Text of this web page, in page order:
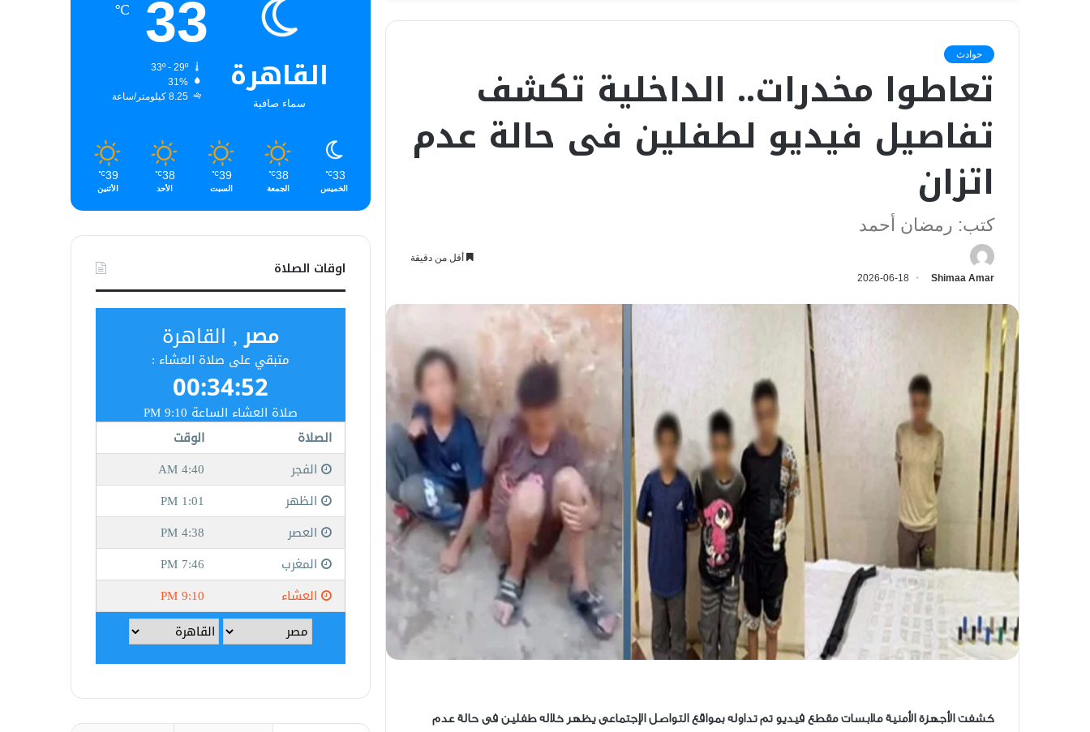
حوادث
تعاطوا مخدرات.. الداخلية تكشف
تفاصيل فيديو لطفلين فى حالة عدم
اتزان
كتب: رمضان أحمد
Shimaa Amar
2026-06-18
أقل من دقيقة
كشفت الأجهزة الأمنية ملابسات مقطع فيديو تم تداوله بمواقع التواصل الإجتماعى يظهر خلاله طفلين فى حالة عدم
القاهرة
سماء صافية
33
℃
33º - 29º
31%
8.25 كيلومتر/ساعة
33
℃
الخميس
38
℃
الجمعة
39
℃
السبت
38
℃
الأحد
39
℃
الأثنين
اوقات الصلاة